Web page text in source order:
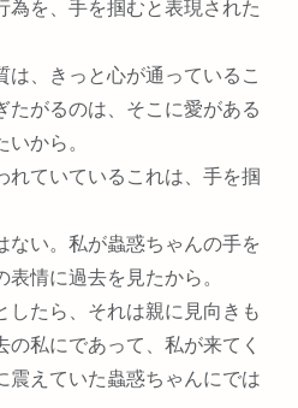
為を、手を掴むと表現された
、きっと心が通っているこ
たがるのは、そこに愛がある
から。
れていているこれは、手を掴
い。私が蟲惑ちゃんの手を
情に過去を見たから。
たら、それは親に見向きも
私にであって、私が来てく
震えていた蟲惑ちゃんにでは